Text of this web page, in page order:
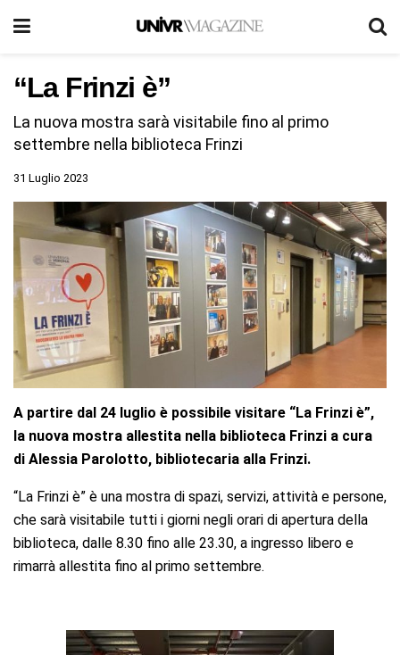
“La Frinzi è”
La nuova mostra sarà visitabile fino al primo
settembre nella biblioteca Frinzi
31 Luglio 2023
A partire dal 24 luglio è possibile visitare “La Frinzi è”,
la nuova mostra allestita nella biblioteca Frinzi a cura
di Alessia Parolotto, bibliotecaria alla Frinzi.
“La Frinzi è” è una mostra di spazi, servizi, attività e persone,
che sarà visitabile tutti i giorni negli orari di apertura della
biblioteca, dalle 8.30 fino alle 23.30, a ingresso libero e
rimarrà allestita fino al primo settembre.